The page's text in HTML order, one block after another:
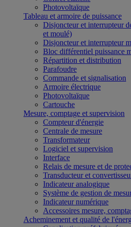
Photovoltaïque
Tableau et armoire de puissance
Disjoncteur et interrupteur
et moulé)
Disjoncteur et interrupteur
Bloc différentiel puissance
Répartition et distribution
Parafoudre
Commande et signalisation
Armoire électrique
Photovoltaïque
Cartouche
Mesure, comptage et supervision
Compteur d'énergie
Centrale de mesure
Transformateur
Logiciel et supervision
Interface
Relais de mesure et de
Transducteur et
Indicateur analogique
Système de gestion de
Indicateur numérique
Accessoires mesure,
Acheminement et qualité de